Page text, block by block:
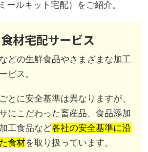
ールキット宅配）をご紹介。
食材宅配サービス
どの生鮮食品やさまざまな加工
ビス。
とに安全基準は異なりますが、
にこだわった畜産品、食品添加
工食品など各社の安全基準に沿
食材を取り扱っています。